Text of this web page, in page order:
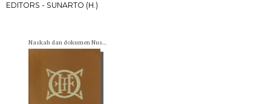
EDITORS - SUNARTO (H.)
Naskah dan dokumen Nusantara (= Textes et documents nusantariens)